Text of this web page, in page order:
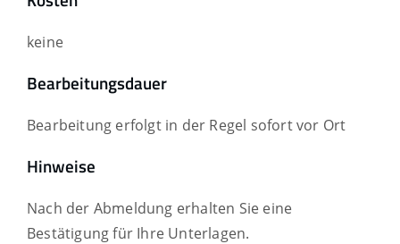
keine
Bearbeitungsdauer
Bearbeitung erfolgt in der Regel sofort vor Ort
Hinweise
Nach der Abmeldung erhalten Sie eine
Bestätigung für Ihre Unterlagen.